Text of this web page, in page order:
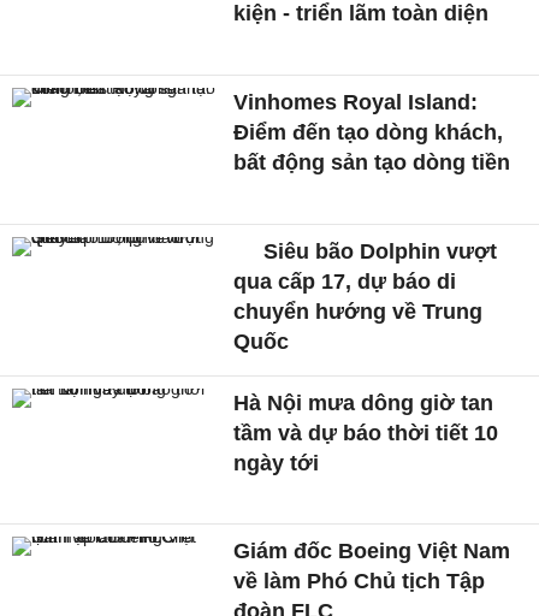
kiện - triển lãm toàn diện
Vinhomes Royal Island:
Điểm đến tạo dòng khách,
bất động sản tạo dòng tiền
Siêu bão Dolphin vượt
qua cấp 17, dự báo di
chuyển hướng về Trung
Quốc
Hà Nội mưa dông giờ tan
tầm và dự báo thời tiết 10
ngày tới
Giám đốc Boeing Việt Nam
về làm Phó Chủ tịch Tập